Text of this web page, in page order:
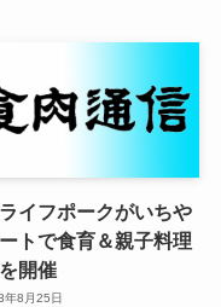
イフポークがいちや
トで食育＆親子料理
開催
年8月25日